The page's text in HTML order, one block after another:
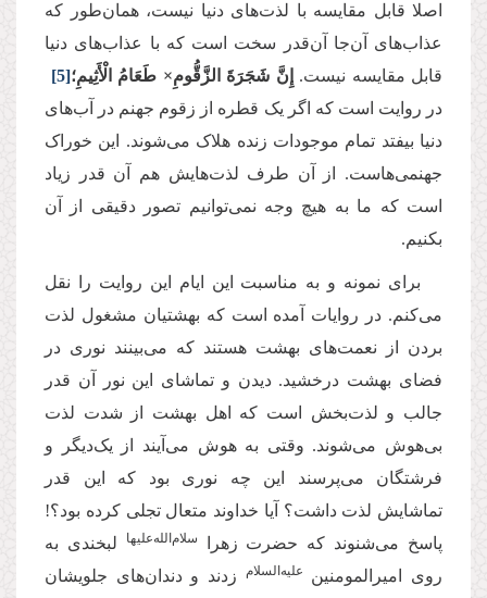
اصلا قابل مقایسه با لذت‌های دنیا نیست، همان‌طور که
عذاب‌های آن‌جا آن‌قدر سخت است که با عذاب‌های دنیا
قابل مقایسه نیست. إِنَّ شَجَرَةَ الزَّقُّومِ× طَعَامُ الْأَثِیمِ؛[5]
در روایت است که اگر یک قطره از زقوم جهنم در آب‌های
دنیا بیفتد تمام موجودات زنده هلاک می‌شوند. این خوراک
جهنمی‌هاست. از آن طرف لذت‌هایش هم آن قدر زیاد
است که ما به هیچ وجه نمی‌توانیم تصور دقیقی از آن
بکنیم.
برای نمونه و به مناسبت این ایام این روایت را نقل
می‌کنم. در روایات آمده است که بهشتیان مشغول لذت
بردن از نعمت‌های بهشت هستند که می‌بینند نوری در
فضای بهشت درخشید. دیدن و تماشای این نور آن قدر
جالب و لذت‌بخش است که اهل بهشت از شدت لذت
بی‌هوش می‌شوند. وقتی به هوش می‌آیند از یک‌دیگر و
فرشتگان می‌پرسند این چه نوری بود که این قدر
تماشایش لذت داشت؟ آیا خداوند متعال تجلی کرده بود؟!
پاسخ می‌شنوند که حضرت زهرا
سلام‌الله‌علیها
لبخندی به
روی امیرالمومنین
علیه‌السلام
زدند و دندان‌های جلویشان